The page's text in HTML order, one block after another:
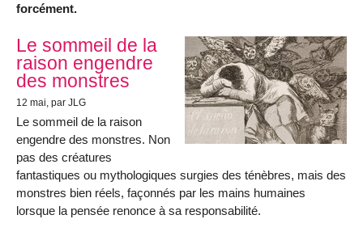
forcément.
Articles les plus récents
Le sommeil de la
raison engendre
des monstres
12 mai, par JLG
Le sommeil de la raison
engendre des monstres. Non
pas des créatures
fantastiques ou mythologiques surgies des ténèbres, mais des
monstres bien réels, façonnés par les mains humaines
lorsque la pensée renonce à sa responsabilité.